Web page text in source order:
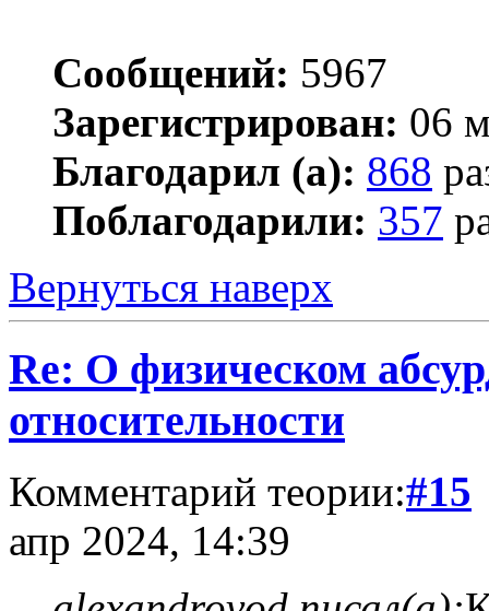
Сообщений: 5967
Зарегистрирован: 06
Благодарил (а): 868
Поблагодарили: 357
Вернуться наверх
Re: О физическом
относительности
Комментарий теории:#15
апр 2024, 14:39